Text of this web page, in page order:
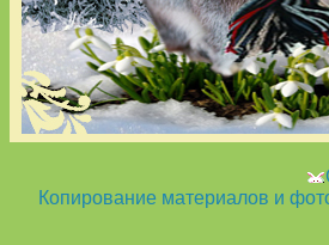
Копирование материалов и